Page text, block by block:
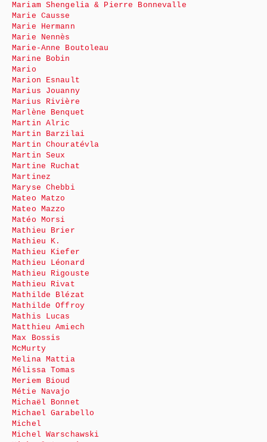
Mariam Shengelia & Pierre Bonnevalle
Marie Causse
Marie Hermann
Marie Nennès
Marie-Anne Boutoleau
Marine Bobin
Mario
Marion Esnault
Marius Jouanny
Marius Rivière
Marlène Benquet
Martin Alric
Martin Barzilai
Martin Chouratévla
Martin Seux
Martine Ruchat
Martinez
Maryse Chebbi
Mateo Matzo
Mateo Mazzo
Matéo Morsi
Mathieu Brier
Mathieu K.
Mathieu Kiefer
Mathieu Léonard
Mathieu Rigouste
Mathieu Rivat
Mathilde Blézat
Mathilde Offroy
Mathis Lucas
Matthieu Amiech
Max Bossis
McMurty
Melina Mattia
Mélissa Tomas
Meriem Bioud
Métie Navajo
Michaël Bonnet
Michael Garabello
Michel
Michel Warschawski